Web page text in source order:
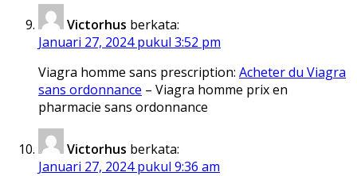
Victorhus berkata:
Januari 27, 2024 pukul 3:52 pm
Viagra homme sans prescription: Acheter du Viagra
sans ordonnance – Viagra homme prix en
pharmacie sans ordonnance
Victorhus berkata:
Januari 27, 2024 pukul 9:36 am